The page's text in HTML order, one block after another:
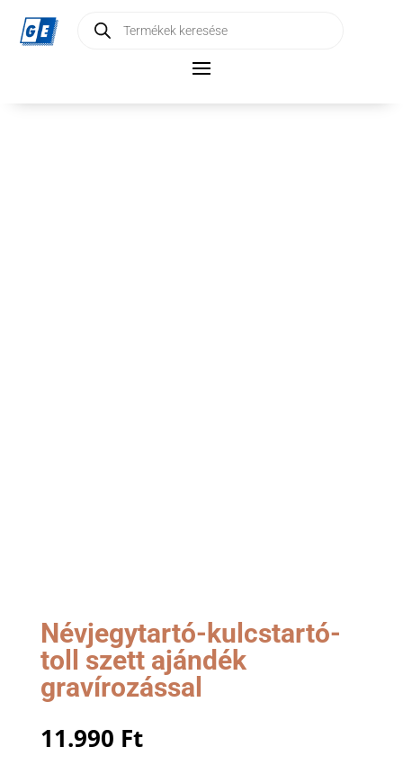
search
Névjegytartó-kulcstartó-
toll szett ajándék
gravírozással
11.990 Ft